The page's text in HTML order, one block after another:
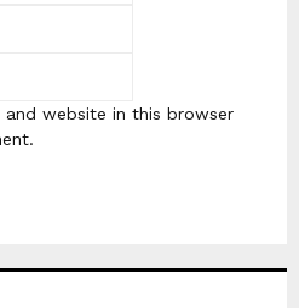
and website in this browser